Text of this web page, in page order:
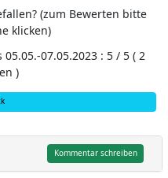
(zum Bewerten bitte
klicken)
07.05.2023 : 5 / 5 ( 2
)
Kommentar schreiben